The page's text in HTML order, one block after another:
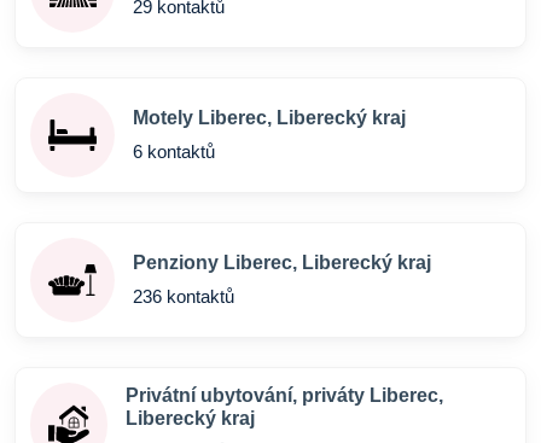
29 kontaktů
Motely Liberec, Liberecký kraj
6 kontaktů
Penziony Liberec, Liberecký kraj
236 kontaktů
Privátní ubytování, priváty Liberec,
Liberecký kraj